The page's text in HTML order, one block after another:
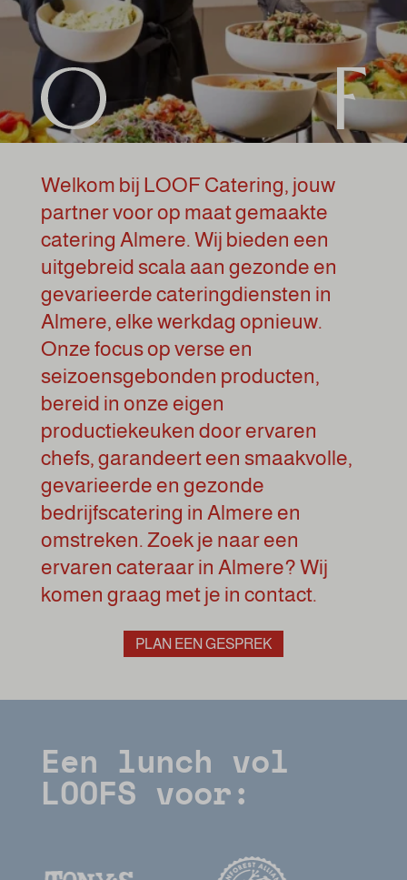
Welkom bij LOOF Catering, jouw
partner voor op maat gemaakte
catering Almere. Wij bieden een
uitgebreid scala aan gezonde en
gevarieerde cateringdiensten in
Almere, elke werkdag opnieuw.
Onze focus op verse en
seizoensgebonden producten,
bereid in onze eigen
productiekeuken door ervaren
chefs, garandeert een smaakvolle,
gevarieerde en gezonde
bedrijfscatering in Almere en
omstreken. Zoek je naar een
ervaren cateraar in Almere? Wij
komen graag met je in contact.
PLAN EEN GESPREK
Een lunch vol
LOOFS voor: